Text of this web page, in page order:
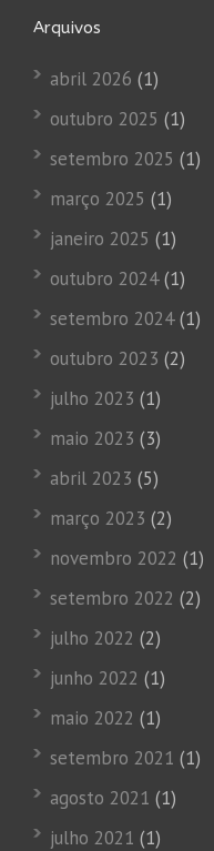
Arquivos
abril 2026 (1)
outubro 2025 (1)
setembro 2025 (1)
março 2025 (1)
janeiro 2025 (1)
outubro 2024(1)
setembro 2024(1)
outubro 2023 (2)
julho 2023 (1)
maio 2023 (3)
abril 2023 (5)
março 2023 (2)
novembro 2022 (1)
setembro 2022 (2)
julho 2022 (2)
junho 2022 (1)
maio 2022 (1)
setembro 2021 (1)
agosto 2021 (1)
julho 2021 (1)